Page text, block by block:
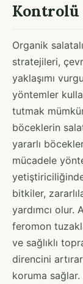
Organik
stratejileri,
yaklaşımı
yöntemler
tutmak
böceklerin
yararlı
mücadele
bitkiler,
yardımcı olur.
feromon
ve sağlıklı
direncini
koruma